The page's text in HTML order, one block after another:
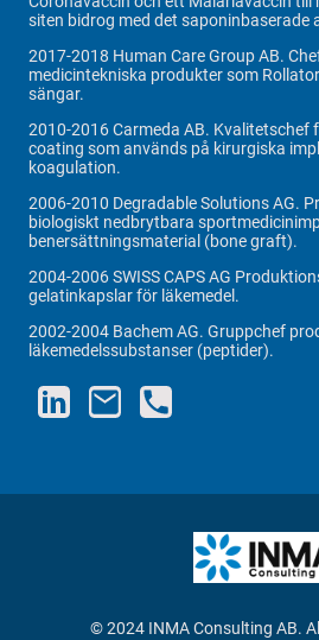
siten bidrog med det saponinbaserade
2017-2018 Human Care Group AB.
medicintekniska produkter som
sängar.
2010-2016 Carmeda AB. Kvalitetschef
coating som används på kirurgiska
koagulation.
2006-2010 Degradable Solutions AG.
biologiskt nedbrytbara
benersättningsmaterial (bone graft).
2004-2006 SWISS CAPS AG
gelatinkapslar för läkemedel.
2002-2004 Bachem AG. Gruppchef
läkemedelssubstanser (peptider).
© 2024 INMA Consulting AB.